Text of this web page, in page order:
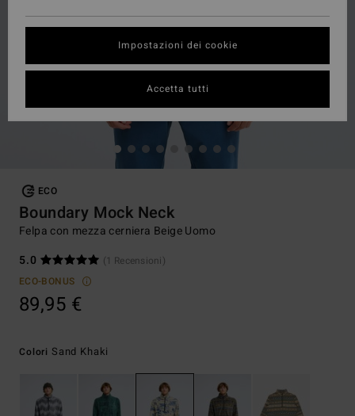
ECO
Boundary Mock Neck
Felpa con mezza cerniera Beige Uomo
5.0
(1 Recensioni)
ECO-BONUS
89,95 €
Colori Sand Khaki
Impostazioni dei cookie
Accetta tutti